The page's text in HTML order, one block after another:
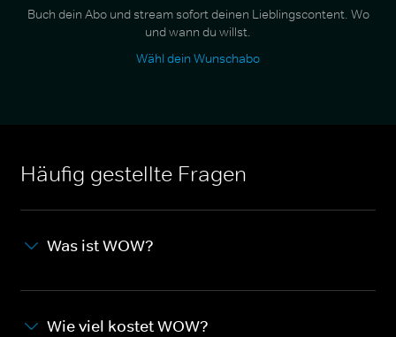
Buch dein Abo und stream sofort deinen Lieblingscontent. Wo
und wann du willst.
Wähl dein Wunschabo
Häufig gestellte Fragen
Was ist WOW?
Wie viel kostet WOW?